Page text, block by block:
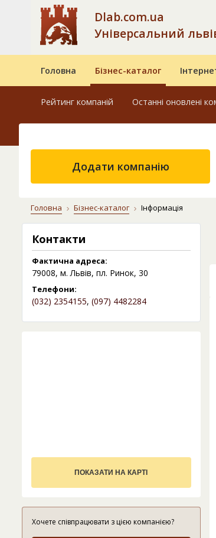
Dlab.com.ua
Універсальний
Головна Бізнес-каталог
Рейтинг компаній Останні оновлені
Додати компанію
Головна Бізнес-каталог Інформація
Контакти
Фактична адреса:
79008, м. Львів, пл. Ринок, 30
Телефони:
(032) 2354155, (097) 4482284
ПОКАЗАТИ НА КАРТІ
Хочете співпрацювати з цією компанією?